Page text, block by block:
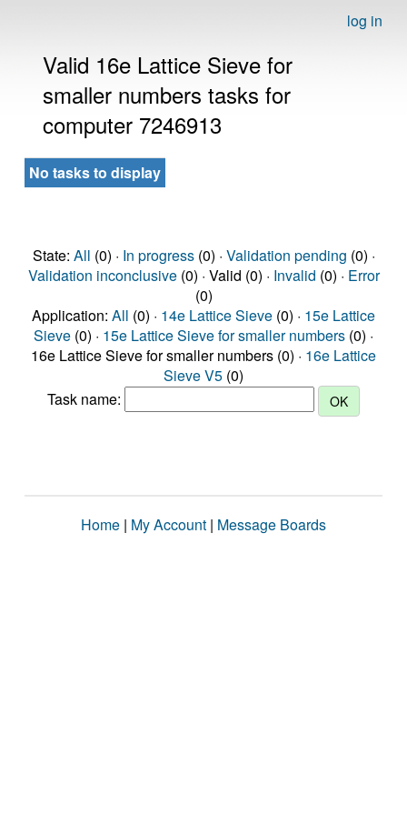
log in
Valid 16e Lattice Sieve for
smaller numbers tasks for
computer 7246913
No tasks to display
State: All (0) · In progress(0) · Validation pending (0) ·
Validation inconclusive(0) · Valid (0) · Invalid (0) · Error
(0)
Application: All (0) · 14e Lattice Sieve (0) · 15e Lattice
Sieve (0) · 15e Lattice Sieve for smaller numbers (0) ·
16e Lattice Sieve for smaller numbers (0) · 16e Lattice
Sieve V5 (0)
Task name:
Home | My Account | Message Boards